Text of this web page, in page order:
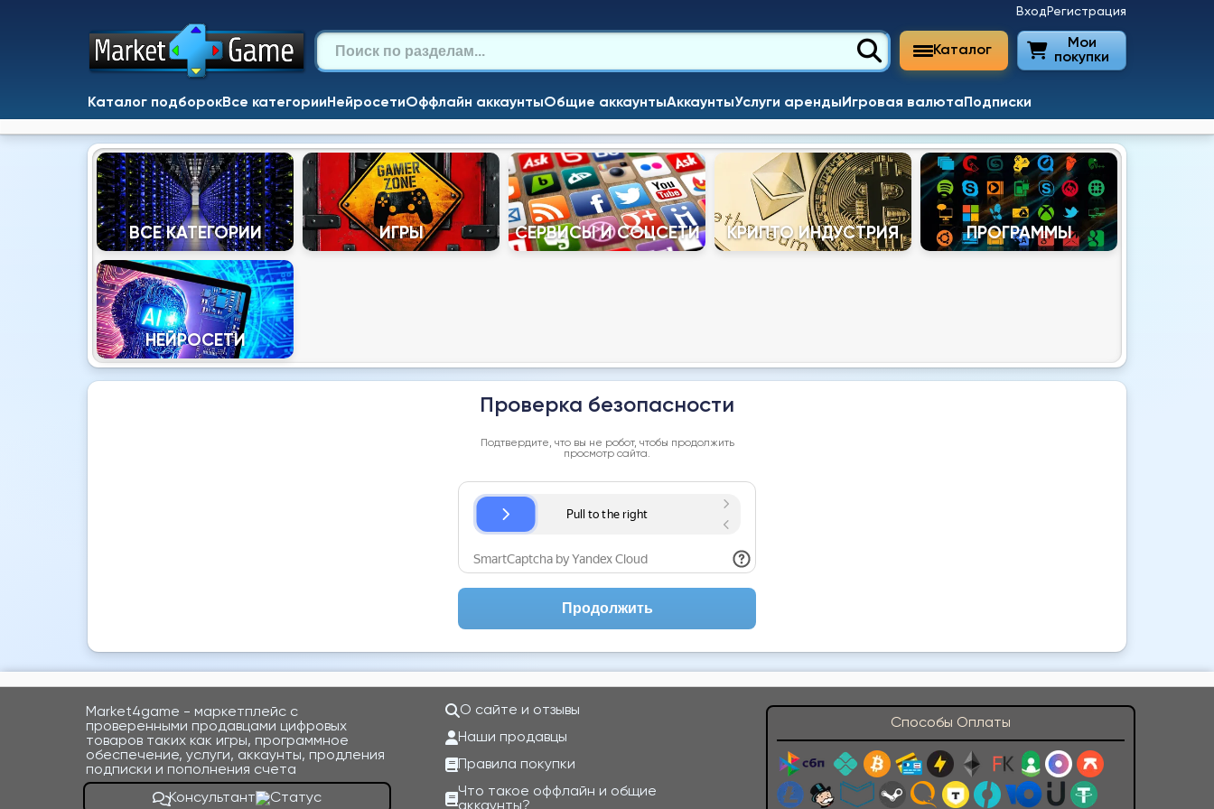
Каталог
Мои
покупки
Вход Регистрация
Каталог подборокВсе категории НейросетиОффлайн аккаунтыОбщие аккаунтыАккаунтыУслуги арендыИгровая валюта Подписки
ВСЕ КАТЕГОРИИ ИГРЫ СЕРВИСЫ И СОЦСЕТИ КРИПТО ИНДУСТРИЯ ПРОГРАММЫ
НЕЙРОСЕТИ
Проверка безопасности
Подтвердите, что вы не робот, чтобы продолжить
просмотр сайта.
Продолжить
Market4game - маркетплейс с
проверенными продавцами цифровых
товаров таких как игры, программное
обеспечение, услуги, аккаунты, продления
подписки и пополнения счета
Консультант
О сайте и отзывы
Наши продавцы
Правила покупки
Что такое оффлайн и общие
Способы Оплаты